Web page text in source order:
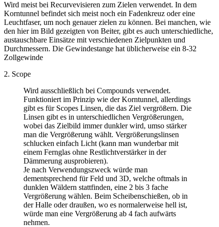
Wird meist bei Recurvevisieren zum Zielen verwendet. In dem
Korntunnel befindet sich meist noch ein Fadenkreuz oder eine
Leuchtfaser, um noch genauer zielen zu können. Bei manchen, wie
den hier im Bild gezeigten von Beiter, gibt es auch unterschiedliche,
austauschbare Einsätze mit verschiedenen Zielpunkten und
Durchmessern. Die Gewindestange hat üblicherweise ein 8-32
Zollgewinde
2. Scope
Wird ausschließlich bei Compounds verwendet.
Funktioniert im Prinzip wie der Korntunnel, allerdings
gibt es für Scopes Linsen, die das Ziel vergrößern. Die
Linsen gibt es in unterschiedlichen Vergrößerungen,
wobei das Zielbild immer dunkler wird, umso stärker
man die Vergrößerung wählt. Vergrößerungslinsen
schlucken einfach Licht (kann man wunderbar mit
einem Fernglas ohne Restlichtverstärker in der
Dämmerung ausprobieren).
Je nach Verwendungszweck würde man
dementsprechend für Feld und 3D, welche oftmals in
dunklen Wäldern stattfinden, eine 2 bis 3 fache
Vergrößerung wählen. Beim Scheibenschießen, ob in
der Halle oder draußen, wo es normalerweise hell ist,
würde man eine Vergrößerung ab 4 fach aufwärts
nehmen.